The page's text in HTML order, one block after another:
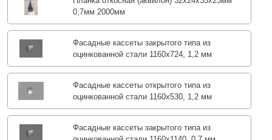
0,7мм 2000мм
Фасадные кассеты закрытого типа из
оцинкованной стали 1160х724, 1,2 мм
Фасадные кассеты открытого типа из
оцинкованной стали 1160х530, 1,2 мм
Фасадные кассеты закрытого типа из